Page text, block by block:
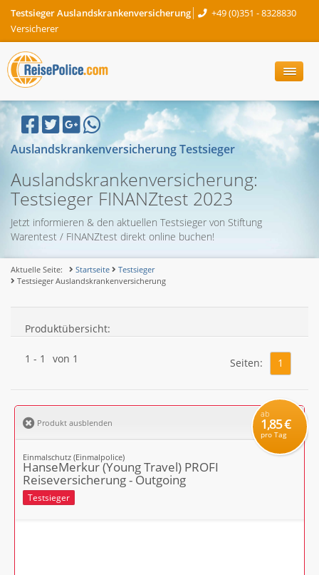
Testsieger Auslandskrankenversicherung
+49 (0)351 - 8328830
Versicherer
Auslandskrankenversicherung Testsieger
Auslandskrankenversicherung:
Testsieger FINANZtest 2023
Jetzt informieren & den aktuellen Testsieger von Stiftung
Warentest / FINANZtest direkt online buchen!
Aktuelle Seite: Startseite
Testsieger
Testsieger Auslandskrankenversicherung
Produktübersicht:
1 - 1 von 1 Seiten: 1
Produkt ausblenden
ab
1,85 €
pro Tag
Einmalschutz (Einmalpolice)
HanseMerkur (Young Travel) PROFI
Reiseversicherung - Outgoing
Testsieger